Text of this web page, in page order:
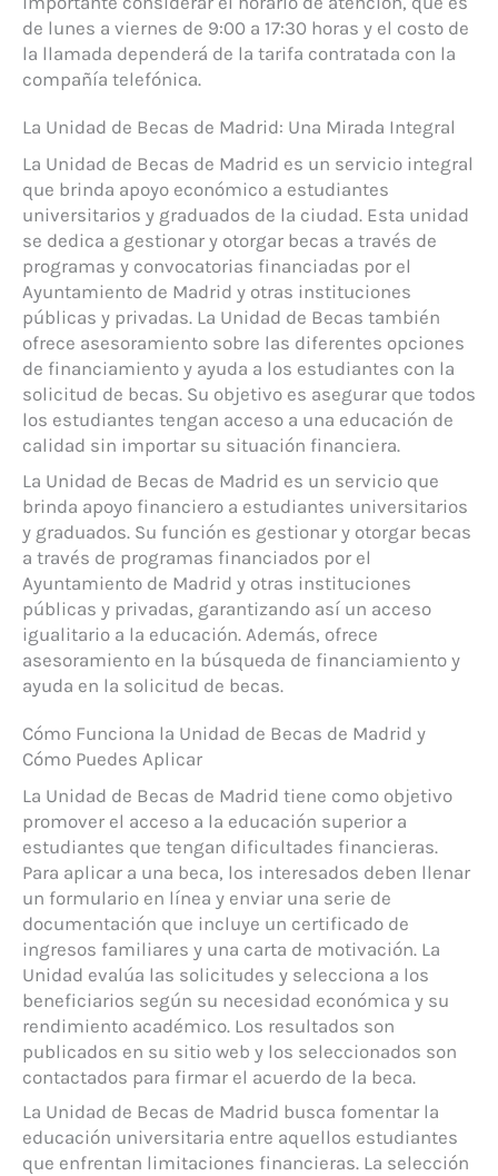
de lunes a viernes de 9:00 a 17:30 horas y el costo de
la llamada dependerá de la tarifa contratada con la
compañía telefónica.
La Unidad de Becas de Madrid: Una Mirada Integral
La Unidad de Becas de Madrid es un servicio integral
que brinda apoyo económico a estudiantes
universitarios y graduados de la ciudad. Esta unidad
se dedica a gestionar y otorgar becas a través de
programas y convocatorias financiadas por el
Ayuntamiento de Madrid y otras instituciones
públicas y privadas. La Unidad de Becas también
ofrece asesoramiento sobre las diferentes opciones
de financiamiento y ayuda a los estudiantes con la
solicitud de becas. Su objetivo es asegurar que todos
los estudiantes tengan acceso a una educación de
calidad sin importar su situación financiera.
La Unidad de Becas de Madrid es un servicio que
brinda apoyo financiero a estudiantes universitarios
y graduados. Su función es gestionar y otorgar becas
a través de programas financiados por el
Ayuntamiento de Madrid y otras instituciones
públicas y privadas, garantizando así un acceso
igualitario a la educación. Además, ofrece
asesoramiento en la búsqueda de financiamiento y
ayuda en la solicitud de becas.
Cómo Funciona la Unidad de Becas de Madrid y
Cómo Puedes Aplicar
La Unidad de Becas de Madrid tiene como objetivo
promover el acceso a la educación superior a
estudiantes que tengan dificultades financieras.
Para aplicar a una beca, los interesados deben llenar
un formulario en línea y enviar una serie de
documentación que incluye un certificado de
ingresos familiares y una carta de motivación. La
Unidad evalúa las solicitudes y selecciona a los
beneficiarios según su necesidad económica y su
rendimiento académico. Los resultados son
publicados en su sitio web y los seleccionados son
contactados para firmar el acuerdo de la beca.
La Unidad de Becas de Madrid busca fomentar la
educación universitaria entre aquellos estudiantes
que enfrentan limitaciones financieras. La selección